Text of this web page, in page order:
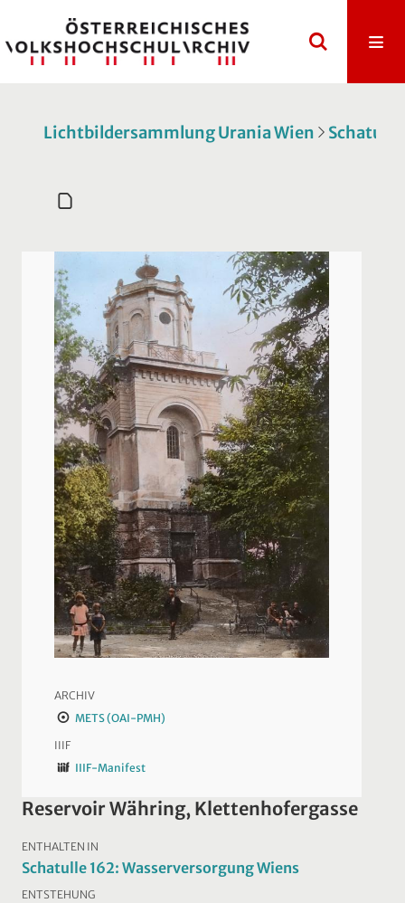
Lichtbildersammlung Urania Wien Schatulle
ARCHIV
METS (OAI-PMH)
IIIF
IIIF-Manifest
Reservoir Währing, Klettenhofergasse
ENTHALTEN IN
Schatulle 162: Wasserversorgung Wiens
ENTSTEHUNG